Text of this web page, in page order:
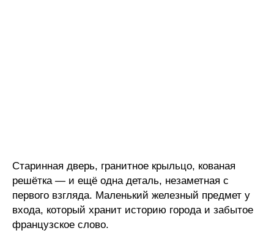
Старинная дверь, гранитное крыльцо, кованая
решётка — и ещё одна деталь, незаметная с
первого взгляда. Маленький железный предмет у
входа, который хранит историю города и забытое
французское слово.